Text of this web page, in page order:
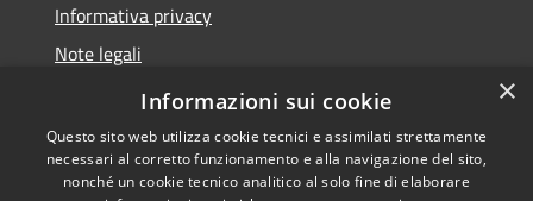
Informativa privacy
Note legali
Dichiarazione di accessibilità
×
Informazioni sui cookie
Questo sito web utilizza cookie tecnici e assimilati strettamente
necessari al corretto funzionamento e alla navigazione del sito,
nonché un cookie tecnico analitico al solo fine di elaborare